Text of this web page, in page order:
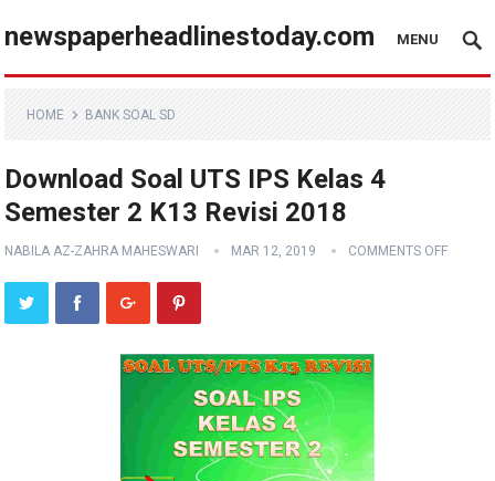
newspaperheadlinestoday.com MENU
HOME BANK SOAL SD
Download Soal UTS IPS Kelas 4
Semester 2 K13 Revisi 2018
NABILA AZ-ZAHRA MAHESWARI MAR 12, 2019 COMMENTS OFF